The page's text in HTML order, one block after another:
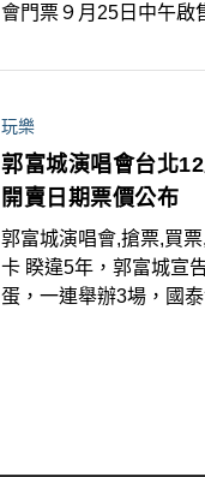
會門票９月25日中午啟
票價、開賣日期也公布
票後仍有零星名額於9
過！
玩樂
郭富城演唱會台北
開賣日期票價公布
郭富城演唱會,搶票,買
卡 睽違5年，郭富城宣
蛋，一連舉辦3場，國